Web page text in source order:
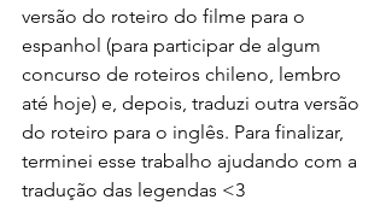
versão do roteiro do filme para o
espanhol (para participar de algum
concurso de roteiros chileno, lembro
até hoje) e, depois, traduzi outra versão
do roteiro para o inglês. Para finalizar,
terminei esse trabalho ajudando com a
tradução das legendas <3